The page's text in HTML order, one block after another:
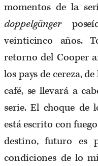
momentos de la
doppelgänger
veinticinco años.
retorno del Cooper
los pays de cereza,
café, se llevará a
serie. El choque de
está escrito con
destino, futuro es
condiciones de lo